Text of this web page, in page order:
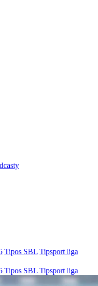
Tipos SBL Tipsport liga
Tipos SBL Tipsport liga